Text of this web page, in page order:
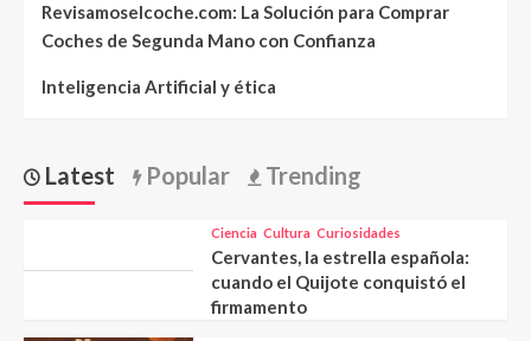
Revisamoselcoche.com: La Solución para Comprar
Coches de Segunda Mano con Confianza
Inteligencia Artificial y ética
Latest Popular Trending
Ciencia Cultura Curiosidades
Cervantes, la estrella española:
cuando el Quijote conquistó el
firmamento